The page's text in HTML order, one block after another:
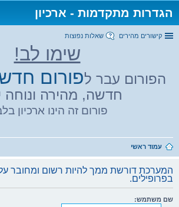
הגדרות מתקדמות - ארכיון
קישורים מהירים שאלות נפוצות
שימו לב!
הפורום עבר לפורום
חדשה, מהירה ונוחה
פורום זה הינו ארכיון
עמוד ראשי
המערכת דורשת ממך להיות רשום ומחובר
בפרופילים.
שם משתמש: